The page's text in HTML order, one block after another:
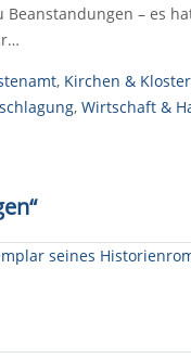
Beanstandungen – es
, Kirchen & Kloster
, Wirtschaft &